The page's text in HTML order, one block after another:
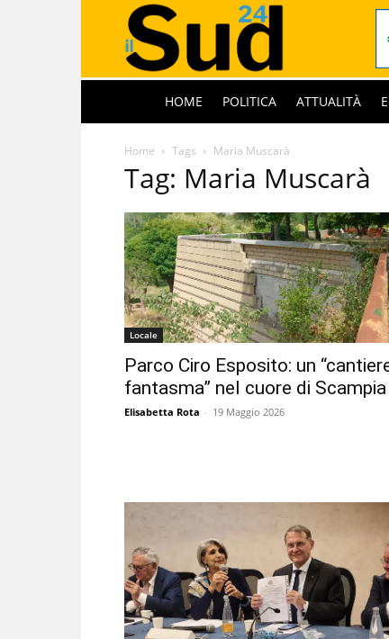
HOME POLITICA ATTUALITÀ
Home Tags Maria Muscarà
Tag: Maria Muscarà
Locale
Parco Ciro Esposito: un
fantasma” nel cuore di Scampia
Elisabetta Rota - 19 Maggio 2026